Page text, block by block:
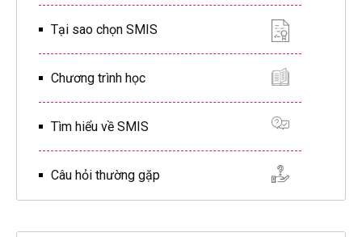
Tại sao chọn SMIS
Chương trình học
Tìm hiểu về SMIS
Câu hỏi thường gặp